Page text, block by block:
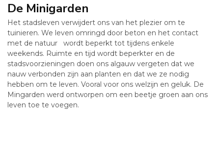
De Minigarden
Het stadsleven verwijdert ons van het plezier om te
tuinieren. We leven omringd door beton en het contact
met de natuur wordt beperkt tot tijdens enkele
weekends. Ruimte en tijd wordt beperkter en de
stadsvoorzieningen doen ons algauw vergeten dat we
nauw verbonden zijn aan planten en dat we ze nodig
hebben om te leven. Vooral voor ons welzijn en geluk. De
Mingarden werd ontworpen om een beetje groen aan ons
leven toe te voegen.